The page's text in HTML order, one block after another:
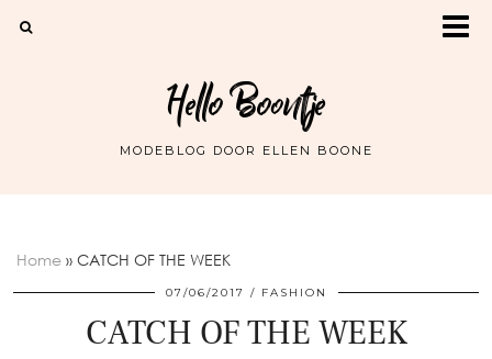
Hello Boontje
MODEBLOG DOOR ELLEN BOONE
Home » CATCH OF THE WEEK
07/06/2017 FASHION
CATCH OF THE WEEK